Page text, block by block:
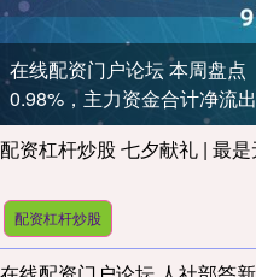
在线配资门户论坛 本周盘点
0.98%，主力资金合计净流
配资杠杆炒股 七夕献礼 | 最
配资杠杆炒股